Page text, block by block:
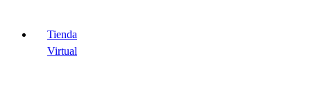
Tienda
Virtual